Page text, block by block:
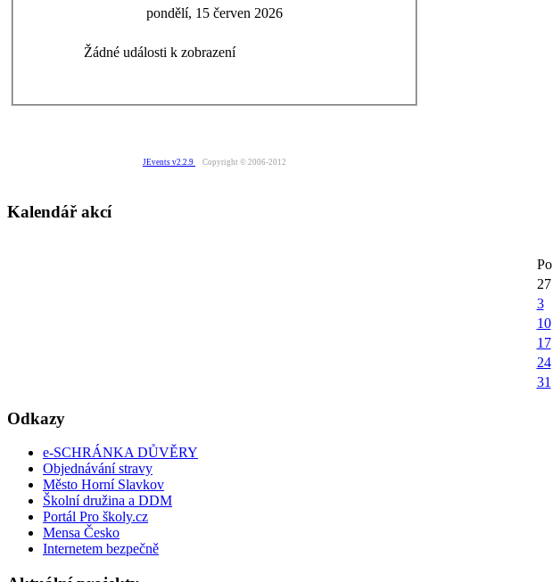
pondělí, 15 červen 2026
Žádné události k zobrazení
JEvents v2.2.9 Copyright © 2006-2012
Kalendář akcí
Po
27
3
10
17
24
31
Odkazy
e-SCHRÁNKA DŮVĚRY
Objednávání stravy
Město Horní Slavkov
Školní družina a DDM
Portál Pro školy.cz
Mensa Česko
Internetem bezpečně